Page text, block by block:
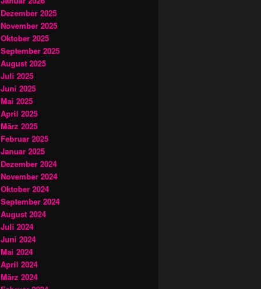
Dezember 2025
November 2025
Oktober 2025
September 2025
August 2025
Juli 2025
Juni 2025
Mai 2025
April 2025
März 2025
Februar 2025
Januar 2025
Dezember 2024
November 2024
Oktober 2024
September 2024
August 2024
Juli 2024
Juni 2024
Mai 2024
April 2024
März 2024